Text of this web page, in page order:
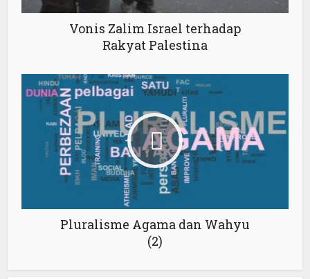
Vonis Zalim Israel terhadap
Rakyat Palestina
Pluralisme Agama dan Wahyu
(2)